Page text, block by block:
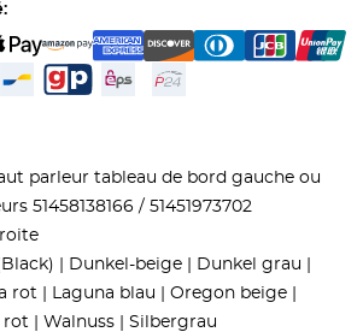
parleur tableau de bord gauche ou
51458138166 / 51451973702
| Dunkel-beige | Dunkel grau |
rot | Laguna blau | Oregon beige |
rot | Walnuss | Silbergrau